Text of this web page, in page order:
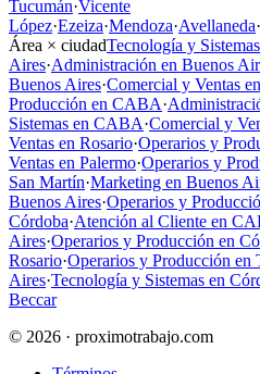
Tucumán·Vicente
López·Ezeiza·Mendoza·Avellaneda·
Área × ciudadTecnología y
Aires·Administración en Buenos
Buenos Aires·Comercial y Ventas
Producción en CABA·
Sistemas en CABA·Comercial y
Ventas en Rosario·Operarios y
Ventas en Palermo·Operarios y
San Martín·Marketing en Buenos
Buenos Aires·Operarios y
Córdoba·Atención al Cliente en
Aires·Operarios y Producción en
Rosario·Operarios y Producción en
Aires·Tecnología y Sistemas en
Beccar
© 2026 · proximotrabajo.com